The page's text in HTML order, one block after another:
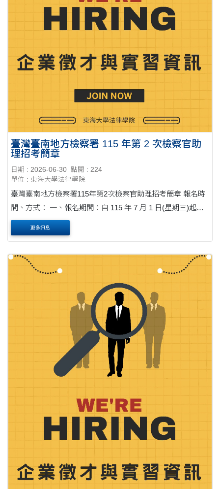
臺灣臺南地方檢察署 115 年第 2 次檢察官助
理招考簡章
日期 : 2026-06-30 點閱 : 224
單位 : 東海大學法律學院
臺灣臺南地方檢察署115年第2次檢察官助理招考簡章 報名時
間、方式： 一、報名期間：自 115 年 7 月 1 日(星期三)起至
115 年 8 月 10 日(星期 一)止郵寄報名，以郵戳為憑，逾期不
受理。 二、報名方式： 一律通訊報名....
更多訊息